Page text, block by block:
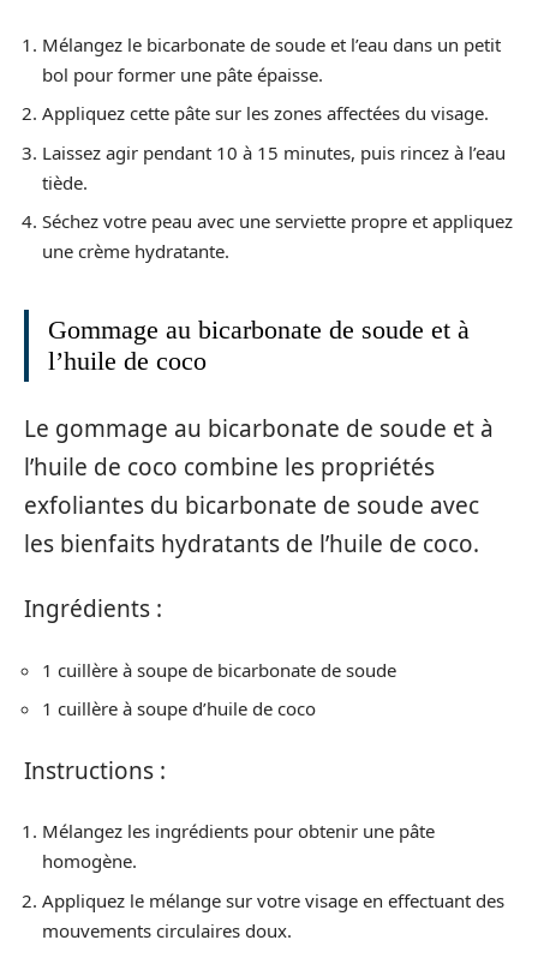
Mélangez le bicarbonate de soude et l’eau dans un petit
bol pour former une pâte épaisse.
Appliquez cette pâte sur les zones affectées du visage.
Laissez agir pendant 10 à 15 minutes, puis rincez à l’eau
tiède.
Séchez votre peau avec une serviette propre et appliquez
une crème hydratante.
Gommage au bicarbonate de soude et à
l’huile de coco
Le gommage au bicarbonate de soude et à
l’huile de coco combine les propriétés
exfoliantes du bicarbonate de soude avec
les bienfaits hydratants de l’huile de coco.
Ingrédients :
1 cuillère à soupe de bicarbonate de soude
1 cuillère à soupe d’huile de coco
Instructions :
Mélangez les ingrédients pour obtenir une pâte
homogène.
Appliquez le mélange sur votre visage en effectuant des
mouvements circulaires doux.